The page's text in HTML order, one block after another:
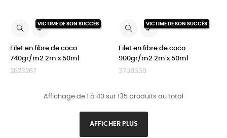
VICTIME DE SON SUCCÈS

Filet en fibre de coco
740gr/m2 2m x 50ml
2823267
VICTIME DE SON SUCCÈS

Filet en fibre de coco
900gr/m2 2m x 50ml
3708550
Affichage de 1 à 40 sur 135 produits au total
AFFICHER PLUS